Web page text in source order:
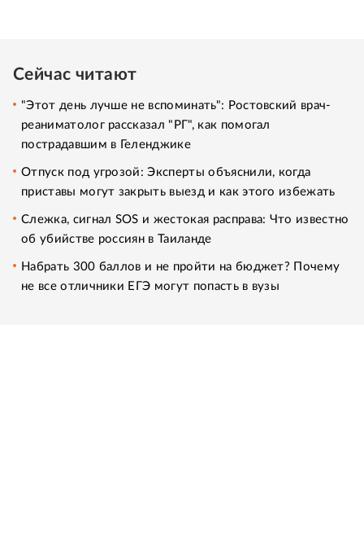
Сейчас читают
"Этот день лучше не вспоминать": Ростовский врач-
реаниматолог рассказал "РГ", как помогал
пострадавшим в Геленджике
Отпуск под угрозой: Эксперты объяснили, когда
приставы могут закрыть выезд и как этого избежать
Слежка, сигнал SOS и жестокая расправа: Что известно
об убийстве россиян в Таиланде
Набрать 300 баллов и не пройти на бюджет? Почему
не все отличники ЕГЭ могут попасть в вузы